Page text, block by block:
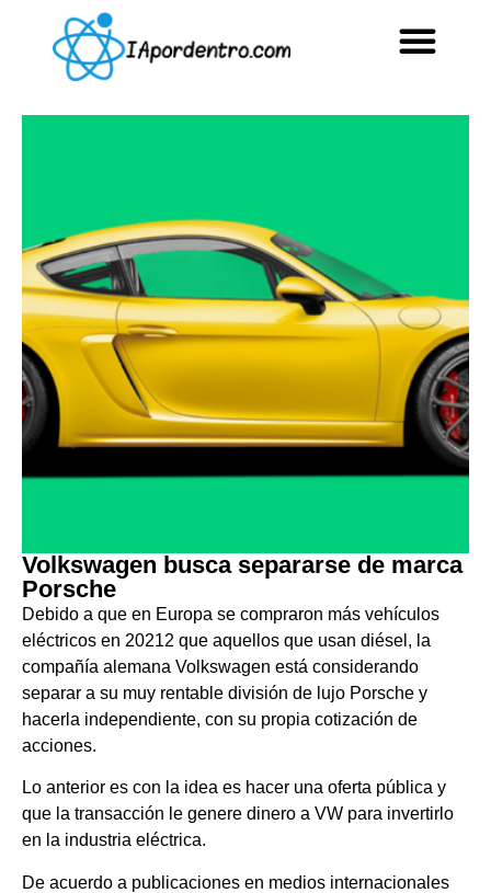
Volkswagen busca separarse de marca
Porsche
Debido a que en Europa se compraron más vehículos
eléctricos en 20212 que aquellos que usan diésel, la
compañía alemana Volkswagen está considerando
separar a su muy rentable división de lujo Porsche y
hacerla independiente, con su propia cotización de
acciones.
Lo anterior es con la idea es hacer una oferta pública y
que la transacción le genere dinero a VW para invertirlo
en la industria eléctrica.
De acuerdo a publicaciones en medios internacionales